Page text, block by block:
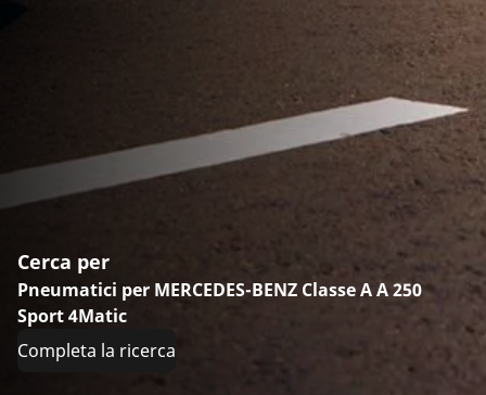
Cerca per
Pneumatici per MERCEDES-BENZ Classe A A 250
Sport 4Matic
Completa la ricerca